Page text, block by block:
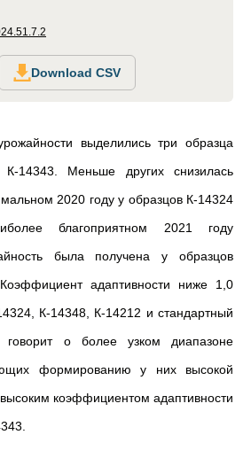
Download CSV
выделились три образца
14343. Меньше других снизилась
2020 году у образцов К-14324
благоприятном 2021 году
была получена у образцов
адаптивности ниже 1,0
К-14348, К-14212 и стандартный
о более узком диапазоне
формированию у них высокой
коэффициентом адаптивности